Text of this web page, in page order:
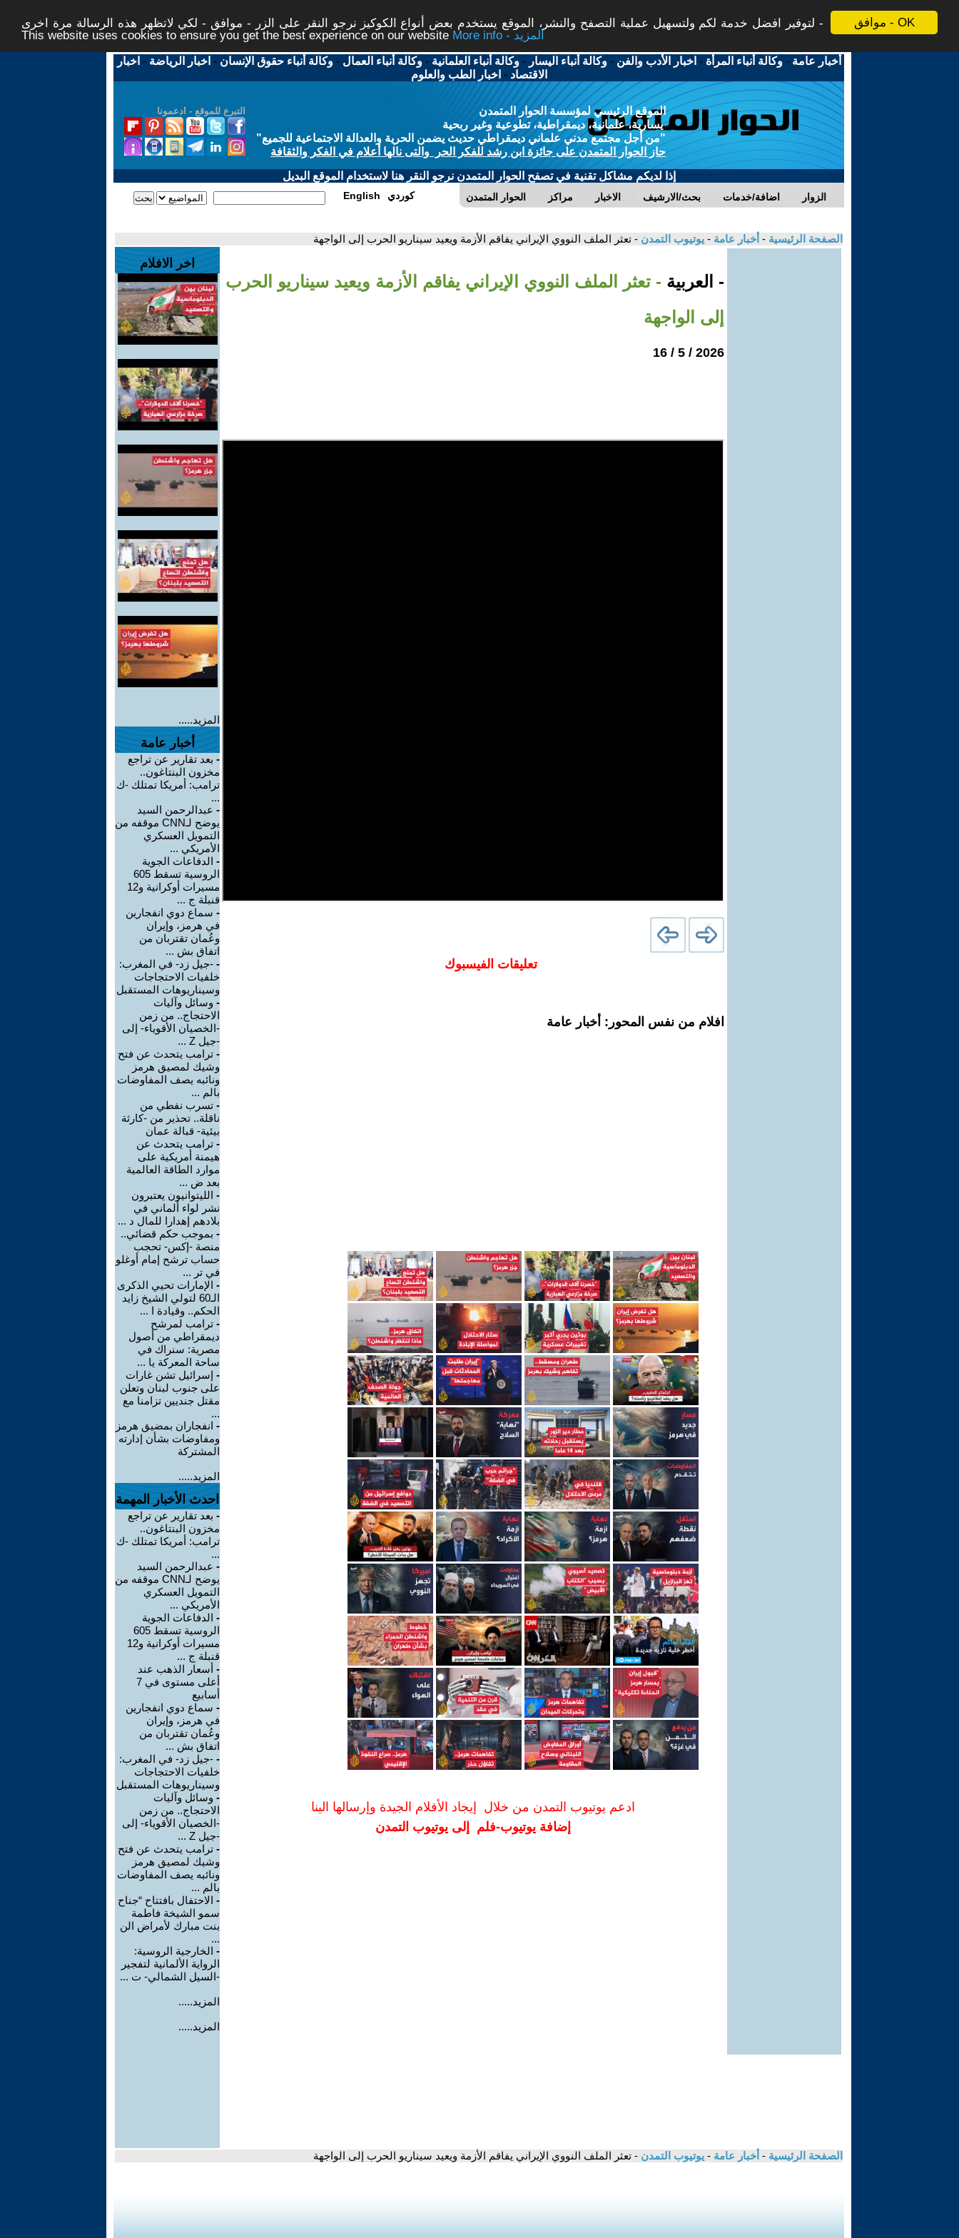
موافق - OK
لتوفير افضل خدمة لكم ولتسهيل عملية التصفح والنشر، الموقع يستخدم بعض أنواع الكوكيز نرجو النقر على الزر - موافق - لكي لاتظهر هذه الرسالة مرة اخرى -
This website uses cookies to ensure you get the best experience on our website
More info - المزيد
أخبار عامة -وكالة أنباء المرأة - اخبار الأدب والفن -وكالة أنباء اليسار -وكالة أنباء العلمانية -وكالة أنباء العمال -وكالة أنباء حقوق الإنسان - اخبار الرياضة - اخبار
الاقتصاد - اخبار الطب والعلوم
التبرع للموقع - ادعمونا
الموقع الرئيسي لمؤسسة الحوار المتمدن
يسارية، علمانية، ديمقراطية، تطوعية وغير ربحية
"من أجل مجتمع مدني علماني ديمقراطي حديث يضمن الحرية والعدالة الاجتماعية للجميع"
حاز الحوار المتمدن على جائزة ابن رشد للفكر الحر والتى نالها أعلام في الفكر والثقافة
إذا لديكم مشاكل تقنية في تصفح الحوار المتمدن نرجو النقر هنا لاستخدام الموقع البديل
الحوار المتمدن مراكز الاخبار بحث/الارشيف اضافة/خدمات الزوار English كوردي
الصفحة الرئيسية - أخبار عامة - يوتيوب التمدن - تعثر الملف النووي الإيراني يفاقم الأزمة ويعيد سيناريو الحرب إلى الواجهة
- العربية - تعثر الملف النووي الإيراني يفاقم الأزمة ويعيد سيناريو الحرب
إلى الواجهة
2026 / 5 / 16
تعليقات الفيسبوك
افلام من نفس المحور: أخبار عامة
ادعم يوتيوب التمدن من خلال إيجاد الأفلام الجيدة وإرسالها الينا
إضافة يوتيوب-فلم إلى يوتيوب التمدن
اخر الافلام
المزيد.....
أخبار عامة
- بعد تقارير عن تراجع
مخزون البنتاغون..
ترامب: أمريكا تمتلك -ك
...
- عبدالرحمن السيد
يوضح لـCNN موقفه من
التمويل العسكري
الأمريكي ...
- الدفاعات الجوية
الروسية تسقط 605
مسيرات أوكرانية و12
قنبلة ج ...
- سماع دوي انفجارين
في هرمز، وإيران
وعُمان تقتربان من
اتفاق بش ...
- -جيل زد- في المغرب:
خلفيات الاحتجاجات
وسيناريوهات المستقبل
- وسائل وآليات
الاحتجاج.. من زمن
-الخصيان الأقوياء- إلى
-جيل Z ...
- ترامب يتحدث عن فتح
وشيك لمصيق هرمز
ونائبه يصف المفاوضات
بالم ...
- تسرب نفطي من
ناقلة.. تحذير من -كارثة
بيئية- قبالة عمان
- ترامب يتحدث عن
هيمنة أمريكية على
موارد الطاقة العالمية
بعد ض ...
- الليتوانيون يعتبرون
نشر لواء ألماني في
بلادهم إهدارا للمال د ...
- بموجب حكم قضائي..
منصة -إكس- تحجب
حساب ترشح إمام أوغلو
في تر ...
- الإمارات تحيي الذكرى
الـ60 لتولي الشيخ زايد
الحكم.. وقيادة ا ...
- ترامب لمرشح
ديمقراطي من أصول
مصرية: سنراك في
ساحة المعركة يا ...
- إسرائيل تشن غارات
على جنوب لبنان وتعلن
مقتل جنديين تزامنا مع
...
- انفجاران بمضيق هرمز
ومفاوضات بشأن إدارته
المشتركة
المزيد.....
احدث الأخبار المهمة
- بعد تقارير عن تراجع
مخزون البنتاغون..
ترامب: أمريكا تمتلك -ك
...
- عبدالرحمن السيد
يوضح لـCNN موقفه من
التمويل العسكري
الأمريكي ...
- الدفاعات الجوية
الروسية تسقط 605
مسيرات أوكرانية و12
قنبلة ج ...
- أسعار الذهب عند
أعلى مستوى في 7
أسابيع
- سماع دوي انفجارين
في هرمز، وإيران
وعُمان تقتربان من
اتفاق بش ...
- -جيل زد- في المغرب:
خلفيات الاحتجاجات
وسيناريوهات المستقبل
- وسائل وآليات
الاحتجاج.. من زمن
-الخصيان الأقوياء- إلى
-جيل Z ...
- ترامب يتحدث عن فتح
وشيك لمصيق هرمز
ونائبه يصف المفاوضات
بالم ...
- الاحتفال بافتتاح “جناح
سمو الشيخة فاطمة
بنت مبارك لأمراض الن
...
- الخارجية الروسية:
الرواية الألمانية لتفجير
-السيل الشمالي- ت ...
المزيد.....
المزيد.....
الصفحة الرئيسية - أخبار عامة - يوتيوب التمدن - تعثر الملف النووي الإيراني يفاقم الأزمة ويعيد سيناريو الحرب إلى الواجهة